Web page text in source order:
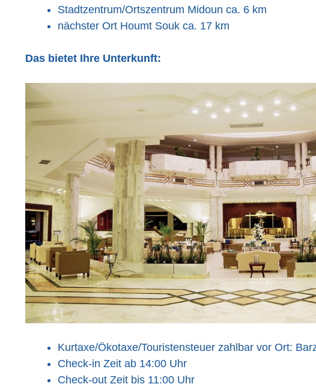
Stadtzentrum/Ortszentrum Midoun ca. 6 km
nächster Ort Houmt Souk ca. 17 km
Das bietet Ihre Unterkunft:
Kurtaxe/Ökotaxe/Touristensteuer zahlbar vor Ort:
Check-in Zeit ab 14:00 Uhr
Check-out Zeit bis 11:00 Uhr